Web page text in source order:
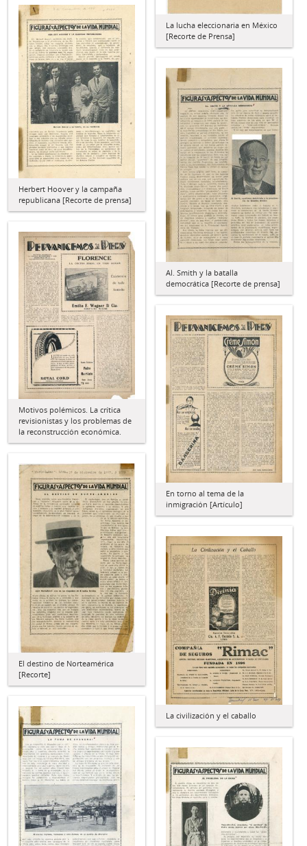
La lucha eleccionaria en México
[Recorte de Prensa]
Herbert Hoover y la campaña
republicana [Recorte de prensa]
Al. Smith y la batalla
democrática [Recorte de prensa]
Motivos polémicos. La crítica
revisionistas y los problemas de
la reconstrucción económica.
En torno al tema de la
inmigración [Artículo]
El destino de Norteamérica
[Recorte]
La civilización y el caballo